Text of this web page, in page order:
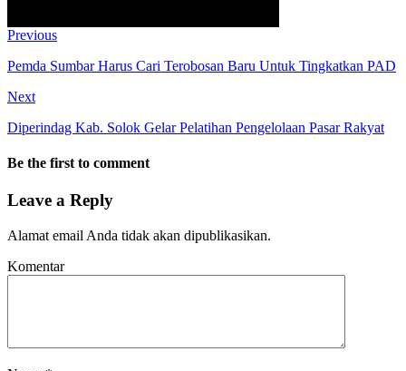
Previous
Pemda Sumbar Harus Cari Terobosan Baru Untuk Tingkatkan PAD
Next
Diperindag Kab. Solok Gelar Pelatihan Pengelolaan Pasar Rakyat
Be the first to comment
Leave a Reply
Alamat email Anda tidak akan dipublikasikan.
Komentar